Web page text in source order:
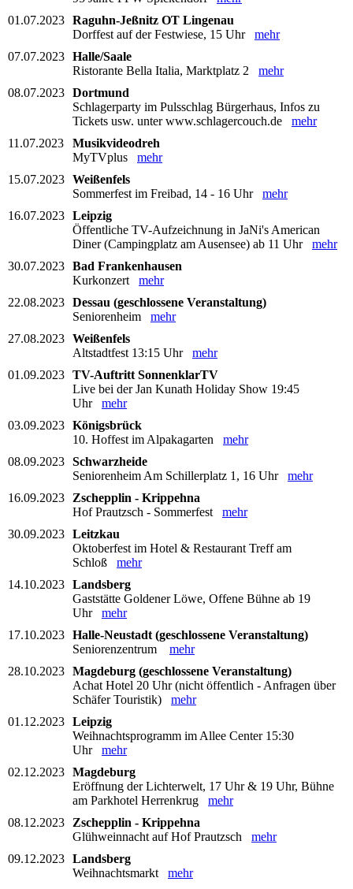
01.07.2023 Raguhn-Jeßnitz OT Lingenau
Dorffest auf der Festwiese, 15 Uhr mehr
07.07.2023 Halle/Saale
Ristorante Bella Italia, Marktplatz 2 mehr
08.07.2023 Dortmund
Schlagerparty im Pulsschlag Bürgerhaus, Infos zu
Tickets usw. unter www.schlagercouch.de mehr
11.07.2023
Musikvideodreh
MyTVplus mehr
15.07.2023 Weißenfels
Sommerfest im Freibad, 14 - 16 Uhr mehr
16.07.2023 Leipzig
Öffentliche TV-Aufzeichnung in JaNi's American
Diner (Campingplatz am Ausensee) ab 11 Uhr mehr
30.07.2023 Bad Frankenhausen
Kurkonzert mehr
22.08.2023 Dessau (geschlossene Veranstaltung)
Seniorenheim mehr
27.08.2023 Weißenfels
Altstadtfest 13:15 Uhr mehr
01.09.2023 TV-Auftritt SonnenklarTV
Live bei der Jan Kunath Holiday Show 19:45
Uhr mehr
03.09.2023 Königsbrück
10. Hoffest im Alpakagarten mehr
08.09.2023 Schwarzheide
Seniorenheim Am Schillerplatz 1, 16 Uhr mehr
16.09.2023
Zschepplin - Krippehna
Hof Prautzsch - Sommerfest mehr
30.09.2023 Leitzkau
Oktoberfest im Hotel & Restaurant Treff am
Schloß mehr
14.10.2023 Landsberg
Gaststätte Goldener Löwe, Offene Bühne ab 19
Uhr mehr
17.10.2023 Halle-Neustadt (geschlossene Veranstaltung)
Seniorenzentrum mehr
28.10.2023 Magdeburg (geschlossene Veranstaltung)
Achat Hotel 20 Uhr (nicht öffentlich - Anfragen über
Schäfer Touristik) mehr
01.12.2023 Leipzig
Weihnachtsprogramm im Allee Center 15:30
Uhr mehr
02.12.2023 Magdeburg
Eröffnung der Lichterwelt, 17 Uhr & 19 Uhr, Bühne
am Parkhotel Herrenkrug mehr
08.12.2023
Zschepplin - Krippehna
Glühweinnacht auf Hof Prautzsch mehr
09.12.2023 Landsberg
Weihnachtsmarkt mehr